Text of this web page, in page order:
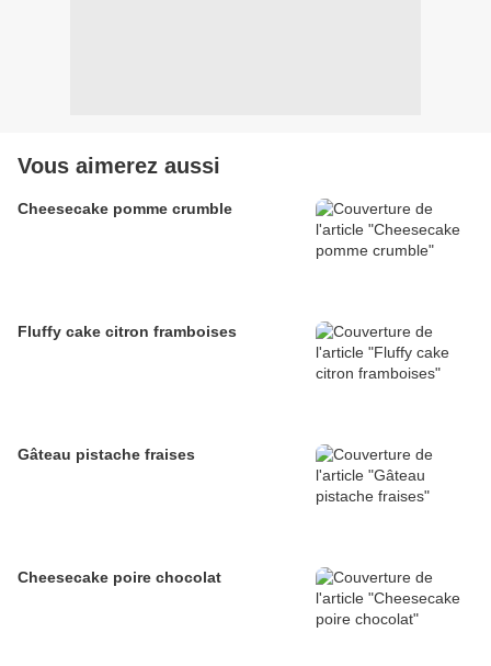
Vous aimerez aussi
Cheesecake pomme crumble
Fluffy cake citron framboises
Gâteau pistache fraises
Cheesecake poire chocolat